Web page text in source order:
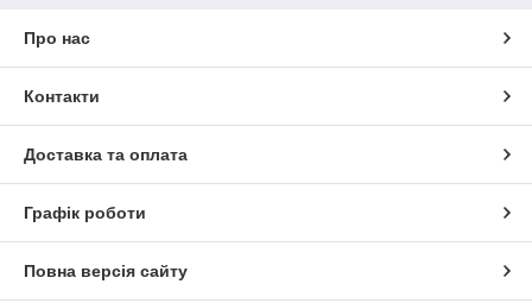
Про нас
Контакти
Доставка та оплата
Графік роботи
Повна версія сайту